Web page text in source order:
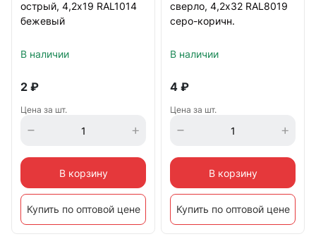
острый, 4,2х19 RAL1014
бежевый
В наличии
2 ₽
Цена за шт.
В корзину
Купить по оптовой цене
сверло, 4,2х32 RAL8019
серо-коричн.
В наличии
4 ₽
Цена за шт.
В корзину
Купить по оптовой цене